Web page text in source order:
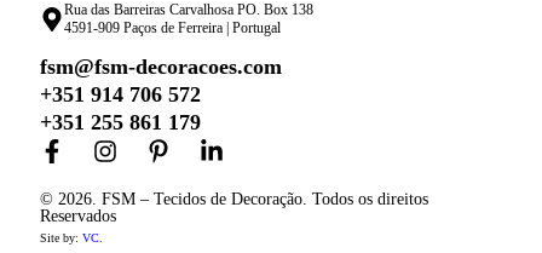
Rua das Barreiras Carvalhosa PO. Box 138
4591-909 Paços de Ferreira | Portugal
fsm@fsm-decoracoes.com
+351 914 706 572
+351 255 861 179
© 2026. FSM – Tecidos de Decoração. Todos os direitos
Reservados
Site by: VC.